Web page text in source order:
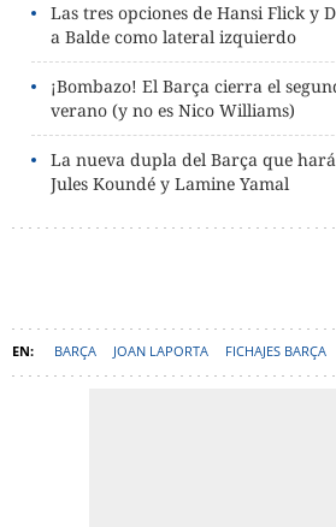
Las tres opciones de Hansi Flick y
a Balde como lateral izquierdo
¡Bombazo! El Barça cierra el
verano (y no es Nico Williams)
La nueva dupla del Barça que
Jules Koundé y Lamine Yamal
BARÇA JOAN LAPORTA FICHAJES BARÇA